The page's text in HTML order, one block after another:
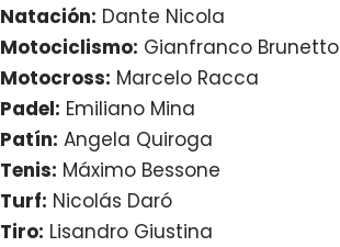
Natación: Dante Nicola
Motociclismo: Gianfranco Brunetto
Motocross: Marcelo Racca
Padel: Emiliano Mina
Patín: Angela Quiroga
Tenis: Máximo Bessone
Turf: Nicolás Daró
Tiro: Lisandro Giustina